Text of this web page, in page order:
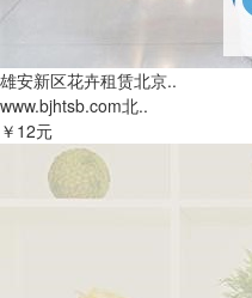
雄安新区花卉租赁北京..
www.bjhtsb.com北..
￥12元